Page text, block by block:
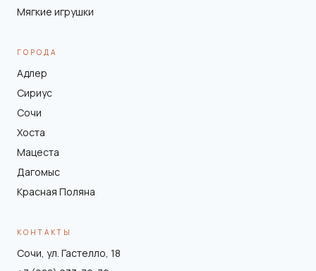
Мягкие игрушки
ГОРОДА
Адлер
Сириус
Сочи
Хоста
Мацеста
Дагомыс
Красная Поляна
КОНТАКТЫ
Сочи, ул. Гастелло, 18